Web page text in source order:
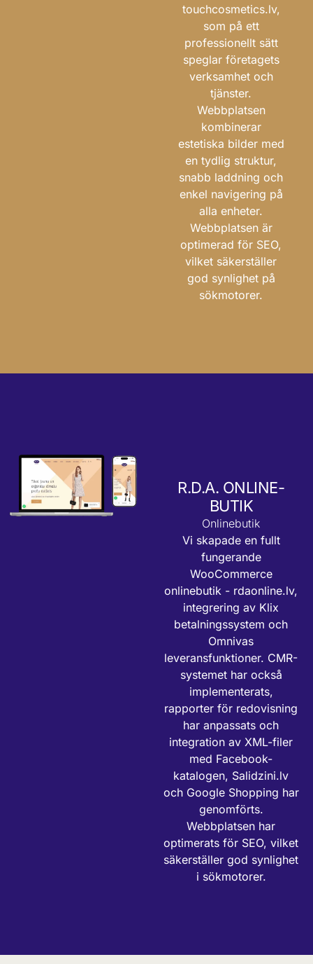
touchcosmetics.lv,
som på ett
professionellt sätt
speglar företagets
verksamhet och
tjänster.
Webbplatsen
kombinerar
estetiska bilder med
en tydlig struktur,
snabb laddning och
enkel navigering på
alla enheter.
Webbplatsen är
optimerad för SEO,
vilket säkerställer
god synlighet på
sökmotorer.
R.D.A. ONLINE-
BUTIK
Onlinebutik
Vi skapade en fullt
fungerande
WooCommerce
onlinebutik - rdaonline.lv,
integrering av Klix
betalningssystem och
Omnivas
leveransfunktioner. CMR-
systemet har också
implementerats,
rapporter för redovisning
har anpassats och
integration av XML-filer
med Facebook-
katalogen, Salidzini.lv
och Google Shopping har
genomförts.
Webbplatsen har
optimerats för SEO, vilket
säkerställer god synlighet
i sökmotorer.